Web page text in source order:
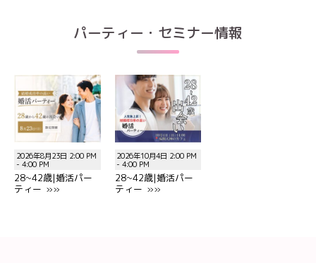
パーティー・セミナー情報
2026年8月23日 2:00 PM
- 4:00 PM
28~42歳|婚活パー
ティー »»
2026年10月4日 2:00 PM
- 4:00 PM
28~42歳|婚活パー
ティー »»